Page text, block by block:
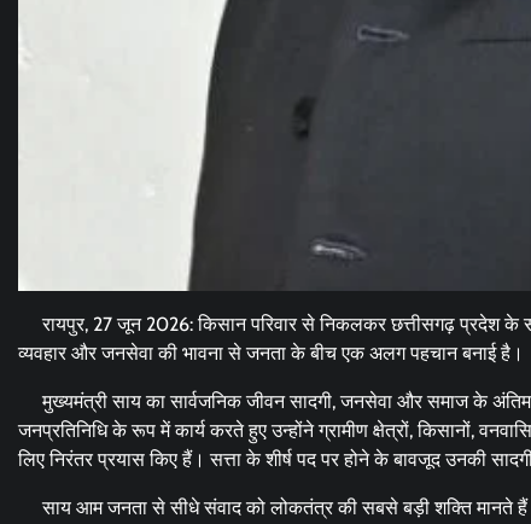
रायपुर, 27 जून 2026: किसान परिवार से निकलकर छत्तीसगढ़ प्रदेश के
व्यवहार और जनसेवा की भावना से जनता के बीच एक अलग पहचान बनाई है।
मुख्यमंत्री साय का सार्वजनिक जीवन सादगी, जनसेवा और समाज के
जनप्रतिनिधि के रूप में कार्य करते हुए उन्होंने ग्रामीण क्षेत्रों, किसानों,
लिए निरंतर प्रयास किए हैं। सत्ता के शीर्ष पद पर होने के बावजूद उनकी
साय आम जनता से सीधे संवाद को लोकतंत्र की सबसे बड़ी शक्ति मानते हैं।